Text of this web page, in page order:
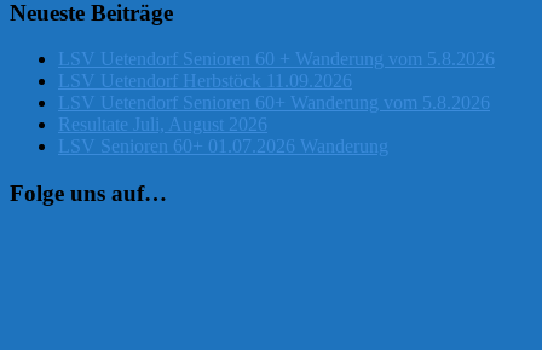
Neueste Beiträge
LSV Uetendorf Senioren 60 + Wanderung vom 5.8.2026
LSV Uetendorf Herbstöck 11.09.2026
LSV Uetendorf Senioren 60+ Wanderung vom 5.8.2026
Resultate Juli, August 2026
LSV Senioren 60+ 01.07.2026 Wanderung
Folge uns auf…